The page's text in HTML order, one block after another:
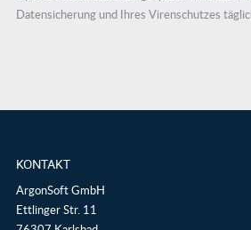
Datensicherung und Ihres Virenschutzes
KONTAKT
ArgonSoft GmbH
Ettlinger Str. 11